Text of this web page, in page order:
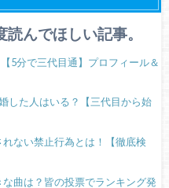
んでほしい記事。
5分で三代目通】プロフィール＆
した人はいる？【三代目から始
ない禁止行為とは！【徹底検
な曲は？皆の投票でランキング発